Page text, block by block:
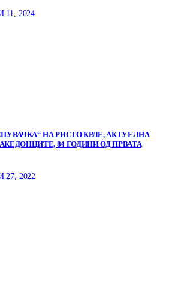
2024
НА РИСТО КРЛЕ, АКТУЕЛНА
84 ГОДИНИ ОД ПРВАТА
2022